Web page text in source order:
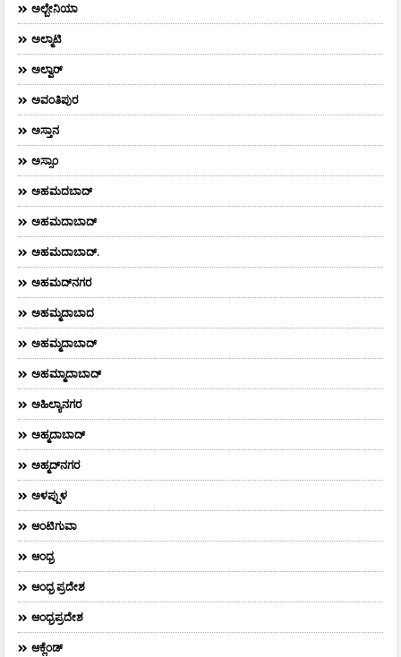
ಅಲ್ಬೇನಿಯಾ
ಅಲ್ಮಾಟಿ
ಅಲ್ವಾರ್
ಅವಂತಿಪುರ
ಅಸ್ತಾನ
ಅಸ್ಸಾಂ
ಅಹಮದಬಾದ್
ಅಹಮದಾಬಾದ್
ಅಹಮದಾಬಾದ್‌.
ಅಹಮದ್‌ನಗರ
ಅಹಮ್ಮದಾಬಾದ
ಅಹಮ್ಮದಾಬಾದ್
ಅಹಮ್ಮಾದಾಬಾದ್
ಅಹಿಲ್ಯಾನಗರ
ಅಹ್ಮದಾಬಾದ್
ಅಹ್ಮದ್‌ನಗರ
ಅಳಪ್ಪುಳ
ಆಂಟಿಗುವಾ
ಆಂಧ್ರ
ಆಂಧ್ರ ಪ್ರದೇಶ
ಆಂಧ್ರಪ್ರದೇಶ
ಆಕ್ಲೆಂಡ್